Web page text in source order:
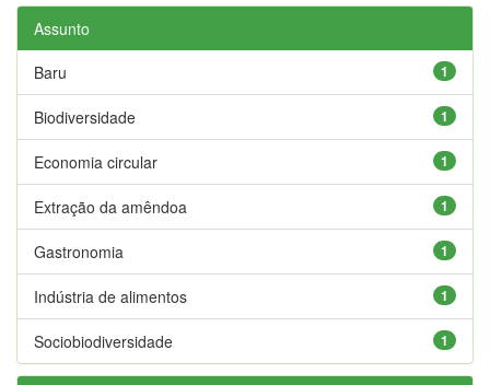
Assunto
1
Baru
1
Biodiversidade
1
Economia circular
1
Extração da amêndoa
1
Gastronomia
1
Indústria de alimentos
1
Sociobiodiversidade